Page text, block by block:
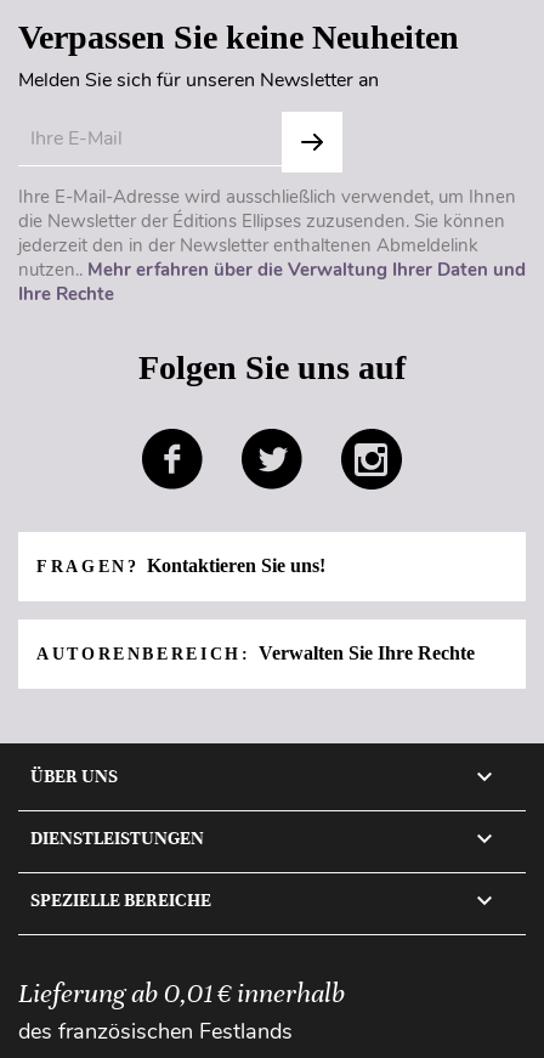
Verpassen Sie keine Neuheiten
Melden Sie sich für unseren Newsletter an
Ihre E-Mail-Adresse wird ausschließlich verwendet, um Ihnen
die Newsletter der Éditions Ellipses zuzusenden. Sie können
jederzeit den in der Newsletter enthaltenen Abmeldelink
nutzen.. Mehr erfahren über die Verwaltung Ihrer Daten und
Ihre Rechte
Folgen Sie uns auf
FRAGEN?Kontaktieren Sie uns!
AUTORENBEREICH: Verwalten Sie Ihre Rechte
ÜBER UNS 
DIENSTLEISTUNGEN 
SPEZIELLE BEREICHE 
Lieferung ab 0,01 € innerhalb
des französischen Festlands